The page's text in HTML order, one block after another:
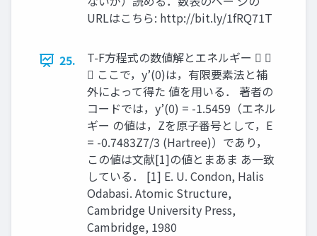
URLはこちら: http://bit.ly/1fRQ71T
25.
T-F方程式の数値解とエネルギー  
 ここで，y’(0)は，有限要素法と補
外によって得た 値を用いる． 著者の
コードでは，y’(0) = -1.5459（エネル
ギー の値は，Zを原子番号として，E
= -0.7483Z7/3 (Hartree)）であり，
この値は文献[1]の値とまあま あ一致
している． [1] E. U. Condon, Halis
Odabasi. Atomic Structure,
Cambridge University Press,
Cambridge, 1980